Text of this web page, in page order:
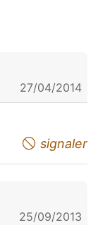
27/04/2014
signaler
25/09/2013